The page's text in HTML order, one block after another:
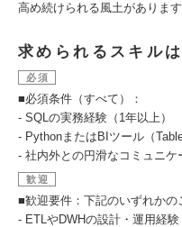
高め続けられる風土があります
求められるスキルは
必須
■必須条件（すべて）：
- SQLの実務経験（1年以上）
- PythonまたはBIツール（
- 社内外との円滑なコミュニケ
歓迎
■歓迎要件：下記のいずれか
- ETLやDWHの設計・運用経験